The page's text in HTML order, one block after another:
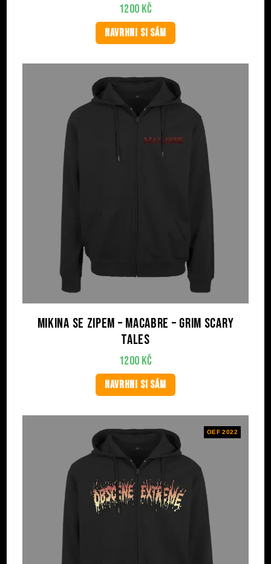
1200 Kč
NAVRHNI SI SÁM
Mikina se zipem – MACABRE – Grim Scary
Tales
1200 Kč
NAVRHNI SI SÁM
OEF 2022